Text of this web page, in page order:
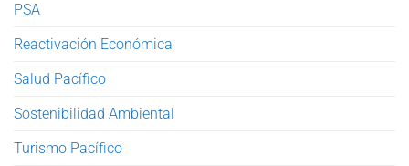
PSA
Reactivación Económica
Salud Pacífico
Sostenibilidad Ambiental
Turismo Pacífico